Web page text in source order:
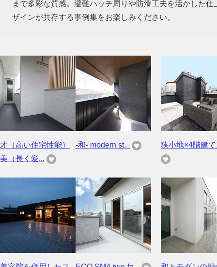
まで多彩な質感。避難ハッチ周りや防滑工夫を活かした
ザインが共存する事例集をお楽しみください。
才（高い住宅性能）
美（長く愛...
-和- modern st... 狭小地×4階建